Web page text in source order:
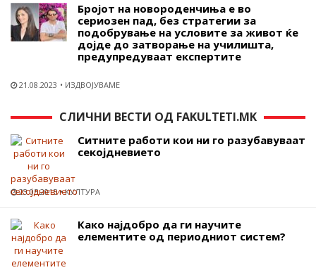
Бројот на новороденчиња е во
сериозен пад, без стратегии за
подобрување на условите за живот ќе
дојде до затворање на училишта,
предупредуваат експертите
21.08.2023 ИЗДВОЈУВАМЕ
СЛИЧНИ ВЕСТИ ОД FAKULTETI.MK
Ситните работи кои ни го разубавуваат
секојдневието
23.05.2015 КУЛТУРА
Како најдобро да ги научите
елементите од периодниот систем?